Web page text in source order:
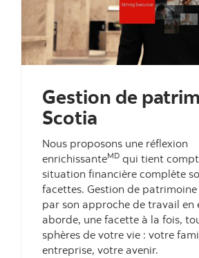
Gestion de
Scotia
Nous proposons une réflexion
enrichissanteMD qui tient
situation financière complète
facettes. Gestion de
par son approche de travail en
aborde, une facette à la fois,
sphères de votre vie : votre
entreprise, votre avenir.